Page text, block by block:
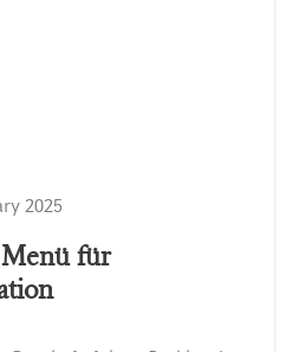
2025
Menü für